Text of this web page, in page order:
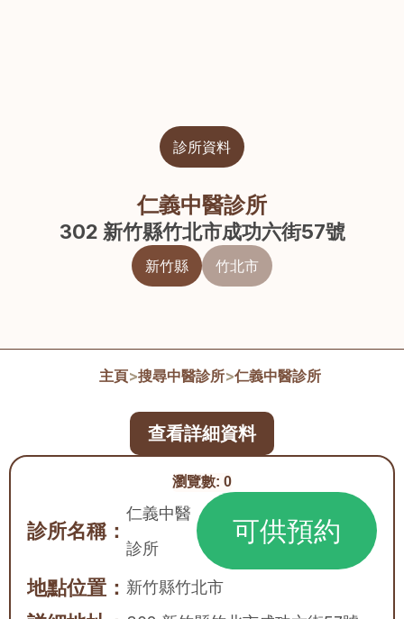
診所資料
仁義中醫診所
302 新竹縣竹北市成功六街57號
新竹縣 竹北市
主頁>搜尋中醫診所>仁義中醫診所
瀏覽數: 0
診所名稱：
仁義中醫
診所
可供預約
地點位置： 新竹縣竹北市
查看詳細資料